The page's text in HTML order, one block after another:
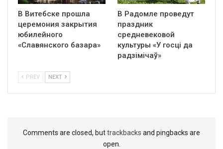
В Витебске прошла
церемония закрытия
юбилейного
«Славянского базара»
В Радомле проведут
праздник
средневековой
культуры «У госці да
радзімічаў»
PREV NEXT
Comments are closed, buttrackbacks and pingbacks are
open.